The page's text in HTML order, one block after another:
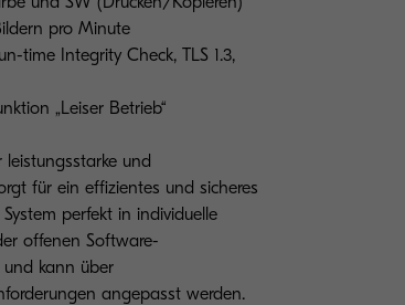
pro Minute
time Integrity Check, TLS 1.3,
„Leiser Betrieb“
und
für ein effizientes und sicheres
perfekt in individuelle
offenen Software-
und kann über
angepasst werden.